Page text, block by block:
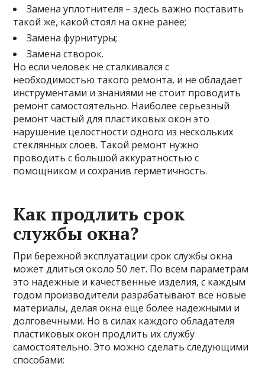
Замена уплотнителя – здесь важно поставить
такой же, какой стоял на окне ранее;
Замена фурнитуры;
Замена створок.
Но если человек не сталкивался с
необходимостью такого ремонта, и не обладает
инструментами и знаниями не стоит проводить
ремонт самостоятельно. Наиболее серьезный
ремонт частый для пластиковых окон это
нарушение целостности одного из нескольких
стеклянных слоев. Такой ремонт нужно
проводить с большой аккуратностью с
помощником и сохранив герметичность.
Как продлить срок
службы окна?
При бережной эксплуатации срок службы окна
может длиться около 50 лет. По всем параметрам
это надежные и качественные изделия, с каждым
годом производители разрабатывают все новые
материалы, делая окна еще более надежными и
долговечными. Но в силах каждого обладателя
пластиковых окон продлить их службу
самостоятельно. Это можно сделать следующими
способами: